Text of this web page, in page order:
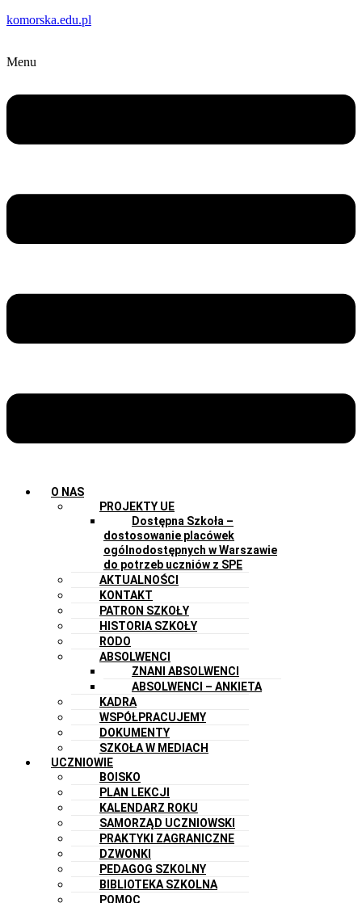
komorska.edu.pl
Menu
O NAS
PROJEKTY UE
Dostępna Szkoła –
dostosowanie placówek
ogólnodostępnych w Warszawie
do potrzeb uczniów z SPE
AKTUALNOŚCI
KONTAKT
PATRON SZKOŁY
HISTORIA SZKOŁY
RODO
ABSOLWENCI
ZNANI ABSOLWENCI
ABSOLWENCI – ANKIETA
KADRA
WSPÓŁPRACUJEMY
DOKUMENTY
SZKOŁA W MEDIACH
UCZNIOWIE
BOISKO
PLAN LEKCJI
KALENDARZ ROKU
SAMORZĄD UCZNIOWSKI
PRAKTYKI ZAGRANICZNE
DZWONKI
PEDAGOG SZKOLNY
BIBLIOTEKA SZKOLNA
POMOC